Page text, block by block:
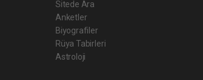
Sitede Ara
Anketler
Biyografiler
Rüya Tabirleri
Astroloji